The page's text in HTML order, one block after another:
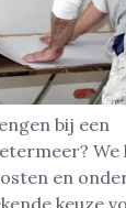
bij een
We
en